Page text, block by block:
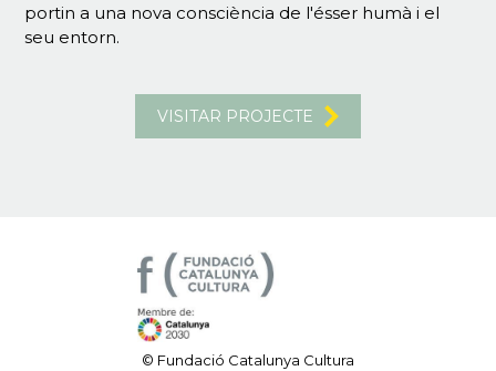
portin a una nova consciència de l'ésser humà i el
seu entorn.
VISITAR PROJECTE
© Fundació Catalunya Cultura